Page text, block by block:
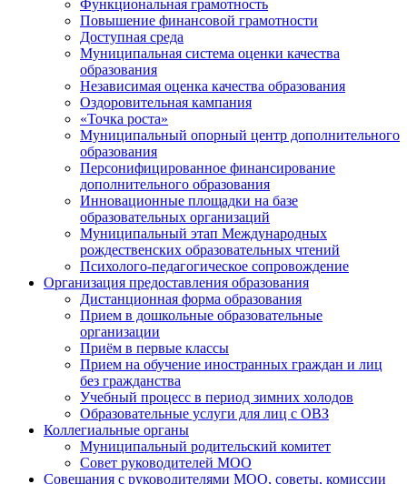
Функциональная грамотность
Повышение финансовой грамотности
Доступная среда
Муниципальная система оценки качества
образования
Независимая оценка качества образования
Оздоровительная кампания
«Точка роста»
Муниципальный опорный центр дополнительного
образования
Персонифицированное финансирование
дополнительного образования
Инновационные площадки на базе
образовательных организаций
Муниципальный этап Международных
рождественских образовательных чтений
Психолого-педагогическое сопровождение
Организация предоставления образования
Дистанционная форма образования
Прием в дошкольные образовательные
организации
Приём в первые классы
Прием на обучение иностранных граждан и лиц
без гражданства
Учебный процесс в период зимних холодов
Образовательные услуги для лиц с ОВЗ
Коллегиальные органы
Муниципальный родительский комитет
Совет руководителей МОО
Совещания с руководителями МОО, советы, комиссии